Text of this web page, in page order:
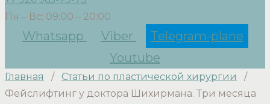
Пн – Вс: 09:00 – 20:00
Whatsapp Viber
Telegram-plane
Youtube
Главная / Статьи по пластической хирургии
/
Фейслифтинг у доктора Шихирмана. Три месяца